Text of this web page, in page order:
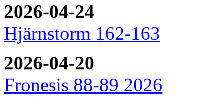
2026-04-24
Hjärnstorm 162-163
2026-04-20
Fronesis 88-89 2026